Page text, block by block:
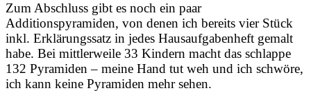
Zum Abschluss gibt es noch ein paar
Additionspyramiden, von denen ich bereits vier Stück
inkl. Erklärungssatz in jedes Hausaufgabenheft gemalt
habe. Bei mittlerweile 33 Kindern macht das schlappe
132 Pyramiden – meine Hand tut weh und ich schwöre,
ich kann keine Pyramiden mehr sehen.